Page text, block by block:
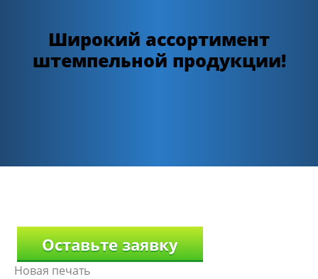
Широкий ассортимент
штемпельной продукции!
Оставьте заявку
Новая печать